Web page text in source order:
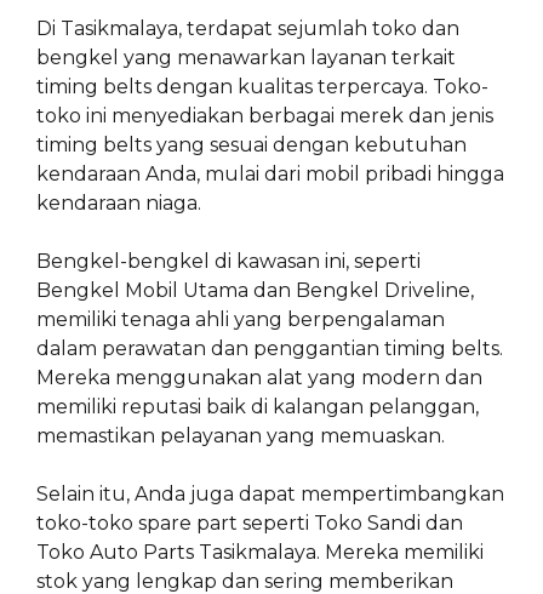
Di Tasikmalaya, terdapat sejumlah toko dan
bengkel yang menawarkan layanan terkait
timing belts dengan kualitas terpercaya. Toko-
toko ini menyediakan berbagai merek dan jenis
timing belts yang sesuai dengan kebutuhan
kendaraan Anda, mulai dari mobil pribadi hingga
kendaraan niaga.
Bengkel-bengkel di kawasan ini, seperti
Bengkel Mobil Utama dan Bengkel Driveline,
memiliki tenaga ahli yang berpengalaman
dalam perawatan dan penggantian timing belts.
Mereka menggunakan alat yang modern dan
memiliki reputasi baik di kalangan pelanggan,
memastikan pelayanan yang memuaskan.
Selain itu, Anda juga dapat mempertimbangkan
toko-toko spare part seperti Toko Sandi dan
Toko Auto Parts Tasikmalaya. Mereka memiliki
stok yang lengkap dan sering memberikan